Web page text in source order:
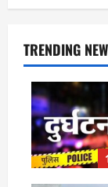
TRENDING